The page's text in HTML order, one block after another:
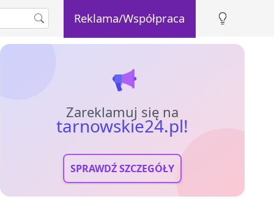
Reklama/Współpraca
Zareklamuj się na
tarnowskie24.pl!
SPRAWDŹ SZCZEGÓŁY